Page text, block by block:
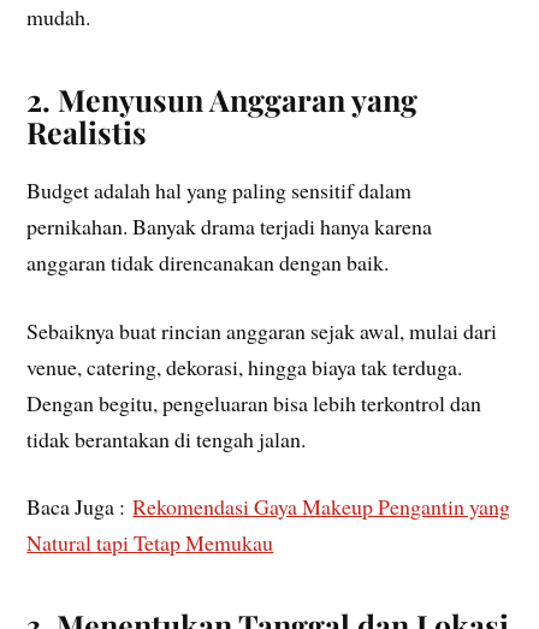
mudah.
2. Menyusun Anggaran yang
Realistis
Budget adalah hal yang paling sensitif dalam
pernikahan. Banyak drama terjadi hanya karena
anggaran tidak direncanakan dengan baik.
Sebaiknya buat rincian anggaran sejak awal, mulai dari
venue, catering, dekorasi, hingga biaya tak terduga.
Dengan begitu, pengeluaran bisa lebih terkontrol dan
tidak berantakan di tengah jalan.
Baca Juga :Rekomendasi Gaya Makeup Pengantin yang
Natural tapi Tetap Memukau